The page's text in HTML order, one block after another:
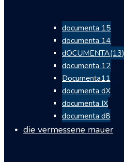
documenta 15
documenta 14
dOCUMENTA(13)
documenta 12
Documenta11
documenta dX
documenta IX
documenta d8
die vermessene mauer